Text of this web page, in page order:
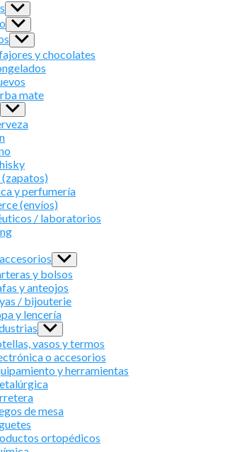
Show
sub
menu
Show
sub
menu
Show
sub
menuy chocolates
mate
Show
sub
menu
y perfumería
(envíos)
/ laboratorios
Show
sub
menu
y bolsos
y anteojos
/ bijouterie
y lencería
Show
sub
menu
vasos y termos
o accesorios
y herramientas
de mesa
ortopédicos